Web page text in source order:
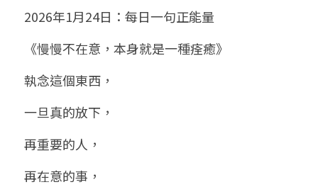
八字雜記
心靈成長
人氣最高
站長精選
臉書生活
好書推廌
Podcast聽書
團隊訓練營
八字視頻
陽宅視頻
線上直播
自我挑戰
線上學苑
八字初階班1
八字初階班2
八字進階班
八字中階班
八字高階班
命理商城
八字完整班
《十神高階實戰錄》完整典藏版
科學八字推理PDF
八字批命
我的著作
科學八字推理1
科學八字推理2
科學八字推理3
與我預約
批命預約
上課預約
登錄/註冊
搜索
2026年1月24日：每日一句正能量
《慢慢不在意，本身就是一種痊癒》
執念這個東西，
一旦真的放下，
再重要的人，
再在意的事，